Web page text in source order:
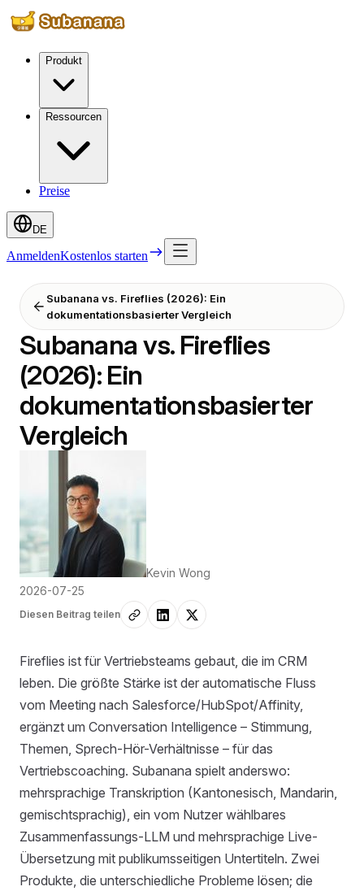
Produkt
Ressourcen
Preise
DE
AnmeldenKostenlos starten
Subanana vs. Fireflies (2026): Ein
dokumentationsbasierter Vergleich
Subanana vs. Fireflies
(2026): Ein
dokumentationsbasierter
Vergleich
Kevin Wong
2026-07-25
Diesen Beitrag teilen
Fireflies ist für Vertriebsteams gebaut, die im CRM
leben. Die größte Stärke ist der automatische Fluss
vom Meeting nach Salesforce/HubSpot/Affinity,
ergänzt um Conversation Intelligence – Stimmung,
Themen, Sprech-Hör-Verhältnisse – für das
Vertriebscoaching. Subanana spielt anderswo:
mehrsprachige Transkription (Kantonesisch, Mandarin,
gemischtsprachig), ein vom Nutzer wählbares
Zusammenfassungs-LLM und mehrsprachige Live-
Übersetzung mit publikumsseitigen Untertiteln. Zwei
Produkte, die unterschiedliche Probleme lösen; die